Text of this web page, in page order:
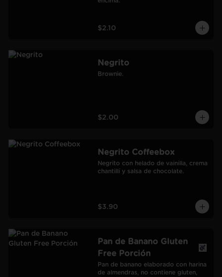
$2.10
Negrito
Brownie.
$2.00
Negrito Coffeebox
Negrito con helado de vainilla, crema
chantillí y salsa de chocolate.
$3.90
Pan de Banano Gluten
Free Porción
Pan de banano elaborado con harina
de almendras, no contiene gluten,